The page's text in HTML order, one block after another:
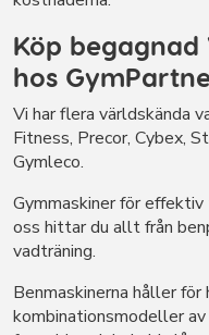
Köp begagnad
hos
Vi har flera världskända
Fitness, Precor, Cybex,
Gymleco.
Gymmaskiner för effektiv
oss hittar du allt från
vadträning.
Benmaskinerna håller
kombinationsmodeller